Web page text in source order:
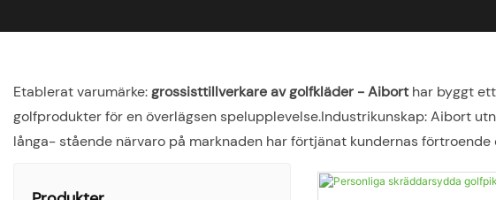
Etablerat varumärke:grossisttillverkare av golfkläder - Aiborthar byggt
golfprodukter för en överlägsen spelupplevelse.Industrikunskap: Aibort
långa- stående närvaro på marknaden har förtjänat kundernas förtroende